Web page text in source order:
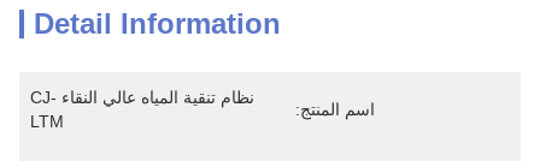
Detail Information
اسم المنتج:
نظام تنقية المياه عالي النقاء CJ-
LTM